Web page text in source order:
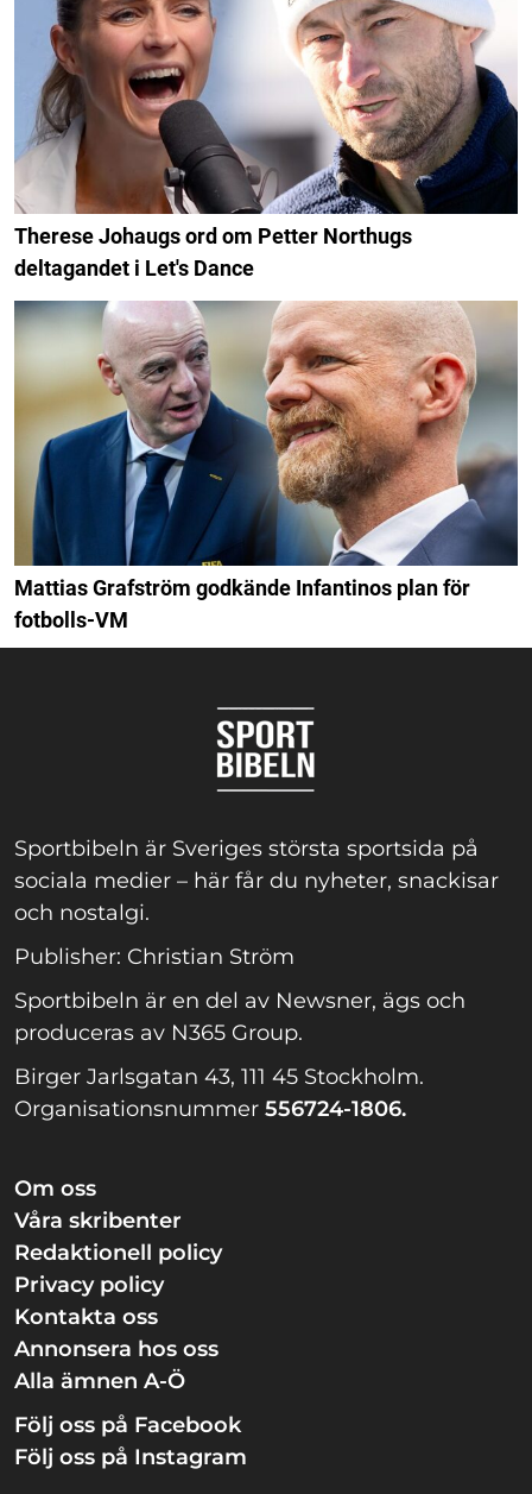
Therese Johaugs ord om Petter Northugs
deltagandet i Let's Dance
Mattias Grafström godkände Infantinos plan för
fotbolls-VM
Sportbibeln är Sveriges största sportsida på
sociala medier – här får du nyheter, snackisar
och nostalgi.
Publisher: Christian Ström
Sportbibeln är en del av Newsner, ägs och
produceras av N365 Group.
Birger Jarlsgatan 43, 111 45 Stockholm.
Organisationsnummer 556724-1806.
Om oss
Våra skribenter
Redaktionell policy
Privacy policy
Kontakta oss
Annonsera hos oss
Alla ämnen A-Ö
Följ oss på Facebook
Följ oss på Instagram